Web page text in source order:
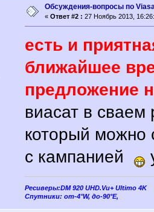
Обсуждения-вопросы по
« Ответ #2 : 27 Ноябрь 2013,
есть и
ближайшее
предложение
виасат в сваем
который можно
с кампанией
Ресиверы:DM 920 UHD.Vu+ Ultimo 4K
Спутники: от-4°W, до-90°E,